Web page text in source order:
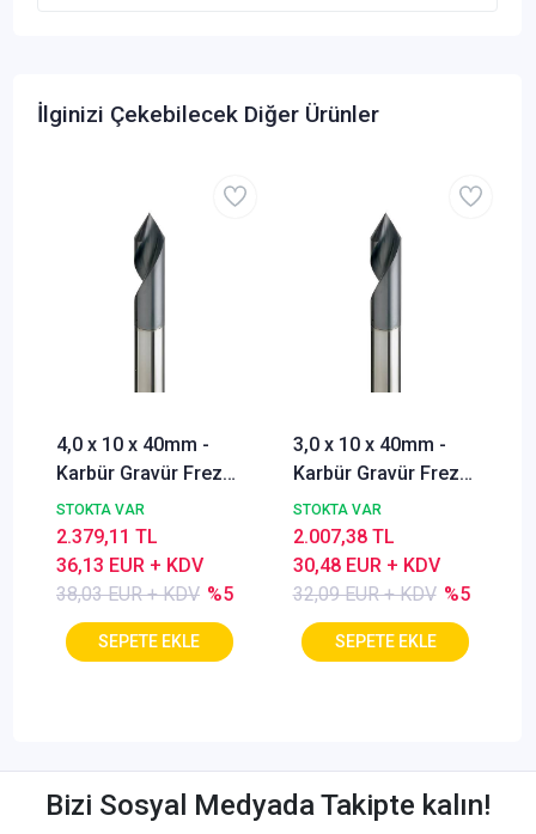
İlginizi Çekebilecek Diğer Ürünler
4,0 x 10 x 40mm -
Karbür Gravür Freze,
60°, Kaplamalı, Genel
Amaçlı pantoğraf
çakısı
STOKTA VAR
38,03 EUR + KDV %5
36,13 EUR + KDV
2.379,11 TL
3,0 x 10 x 40mm -
Karbür Gravür Freze,
60°, Kaplamalı, Genel
Amaçlı pantoğraf
çakısı
STOKTA VAR
32,09 EUR + KDV %5
30,48 EUR + KDV
2.007,38 TL
Bizi Sosyal Medyada Takipte kalın!